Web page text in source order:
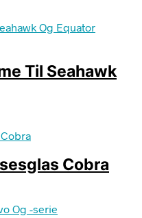
Til Seahawk
kr..
Cobra